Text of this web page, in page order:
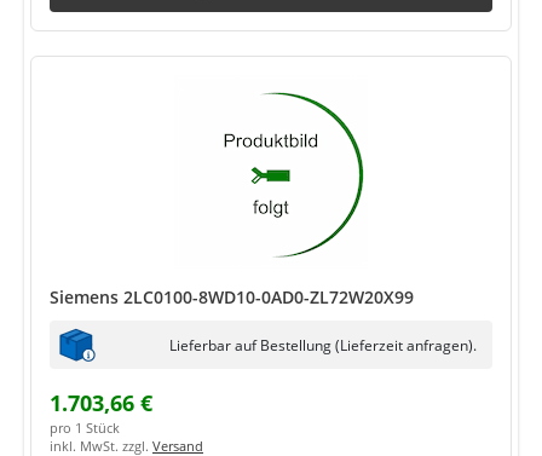
Siemens 2LC0100-8WD10-0AD0-ZL72W20X99
Lieferbar auf Bestellung (Lieferzeit anfragen).
1.703,66 €
pro 1 Stück
inkl. MwSt. zzgl. Versand